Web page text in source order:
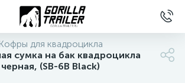
Кофры для квадроцикла
сумка на бак квадроцикла
черная, (SB-6B Black)